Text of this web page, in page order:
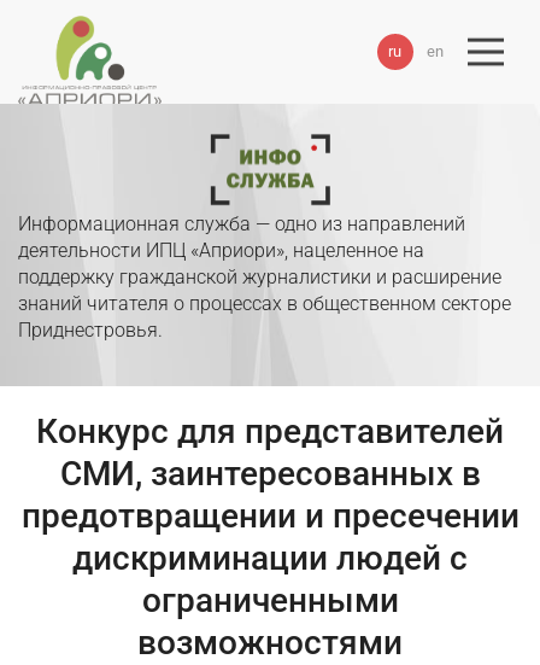
ru en
Информационная служба — одно из направлений
деятельности ИПЦ «Априори», нацеленное на
поддержку гражданской журналистики и расширение
знаний читателя о процессах в общественном секторе
Приднестровья.
Конкурс для представителей
СМИ, заинтересованных в
предотвращении и пресечении
дискриминации людей с
ограниченными
возможностями